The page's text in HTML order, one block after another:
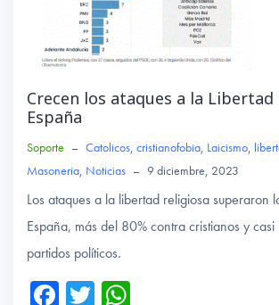
Crecen los ataques a la Libertad
España
Soporte – Catolicos, cristianofobia, Laicismo,
Masoneria, Noticias – 9 diciembre, 2023
Los ataques a la libertad religiosa superaron
España, más del 80% contra cristianos y
partidos políticos.
Fa T